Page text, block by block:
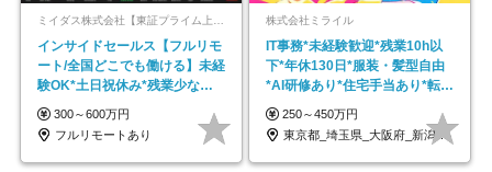
インサイドセールス【フルリモ
ート/全国どこでも働ける】未経
験OK*土日祝休み*残業少なめ*
在宅勤務手当あり
300～600万円
フルリモートあり
株式会社ミライル
IT事務*未経験歓迎*残業10h以
下*年休130日*服装・髪型自由
*AI研修あり*住宅手当あり*転勤
なし
250～450万円
東京都_埼玉県_大阪府_新潟県_福岡県